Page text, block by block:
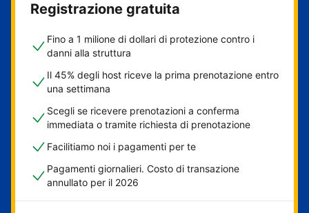
Registrazione gratuita
Fino a 1 milione di dollari di protezione contro i
danni alla struttura
Il 45% degli host riceve la prima prenotazione entro
una settimana
Scegli se ricevere prenotazioni a conferma
immediata o tramite richiesta di prenotazione
Facilitiamo noi i pagamenti per te
Pagamenti giornalieri. Costo di transazione
annullato per il 2026